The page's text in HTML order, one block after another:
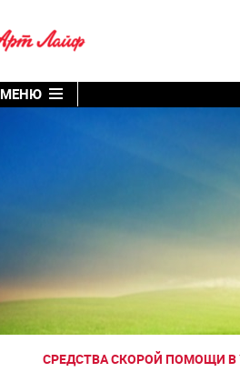
МЕНЮ
СРЕДСТВА СКОРОЙ ПОМОЩИ В